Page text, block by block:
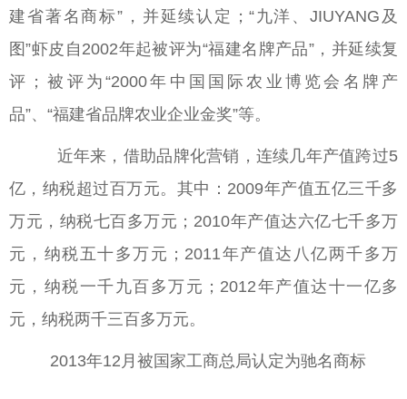
建省著名商标”，并延续认定；“九洋、JIUYANG及
图”虾皮自2002年起被评为“福建名牌产品”，并延续复
评；被评为“2000年中国国际农业博览会名牌产
品”、“福建省品牌农业企业金奖”等。
近年来，借助品牌化营销，连续几年产值跨过5
亿，纳税超过百万元。其中：2009年产值五亿三千多
万元，纳税七百多万元；2010年产值达六亿七千多万
元，纳税五十多万元；2011年产值达八亿两千多万
元，纳税一千九百多万元；2012年产值达十一亿多
元，纳税两千三百多万元。
2013年12月被国家工商总局认定为驰名商标